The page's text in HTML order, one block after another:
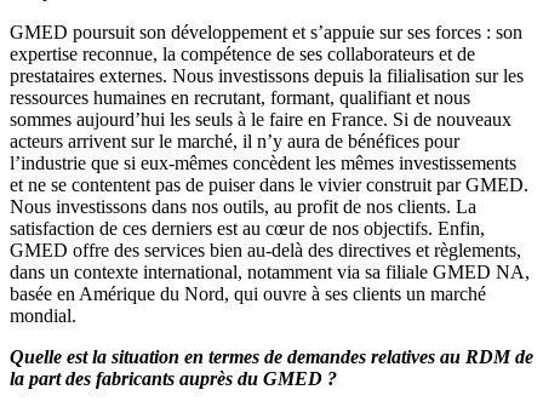
GMED poursuit son développement et s’appuie sur ses forces : son
expertise reconnue, la compétence de ses collaborateurs et de
prestataires externes. Nous investissons depuis la filialisation sur les
ressources humaines en recrutant, formant, qualifiant et nous
sommes aujourd’hui les seuls à le faire en France. Si de nouveaux
acteurs arrivent sur le marché, il n’y aura de bénéfices pour
l’industrie que si eux-mêmes concèdent les mêmes investissements
et ne se contentent pas de puiser dans le vivier construit par GMED.
Nous investissons dans nos outils, au profit de nos clients. La
satisfaction de ces derniers est au cœur de nos objectifs. Enfin,
GMED offre des services bien au-delà des directives et règlements,
dans un contexte international, notamment via sa filiale GMED NA,
basée en Amérique du Nord, qui ouvre à ses clients un marché
mondial.
Quelle est la situation en termes de demandes relatives au RDM de
la part des fabricants auprès du GMED ?